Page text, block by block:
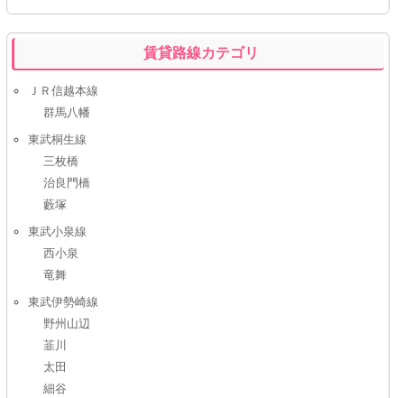
賃貸路線カテゴリ
ＪＲ信越本線
群馬八幡
東武桐生線
三枚橋
治良門橋
藪塚
東武小泉線
西小泉
竜舞
東武伊勢崎線
野州山辺
韮川
太田
細谷